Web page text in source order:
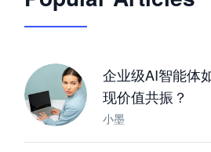
企业级AI智能体
现价值共振？
小墨